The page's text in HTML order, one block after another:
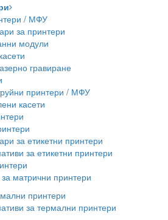
/ МФУ
за принтери
модули
гравиране
принтери / МФУ
касети
за етикетни принтери
за етикетни принтери
за матрични принтери
принтери
за термални принтери